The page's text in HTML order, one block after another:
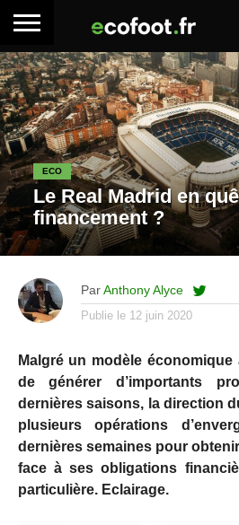
ACCUEIL
ARTICLES
PREMIUM
ADHÉSION
PREMIUM
SE
CONNECTER
EMPLOI
BOITE
À
OUTILS
ECO
Le Real Madrid en
financement ?
Par Anthony Alyce
Publie le 12 juin 2020
Malgré un modèle
de générer d’importants
dernières saisons, la direction
plusieurs opérations
dernières semaines pour
face à ses obligations
particulière. Eclairage.